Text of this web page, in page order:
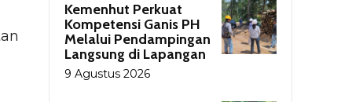
Kemenhut Perkuat
Kompetensi Ganis PH
Melalui Pendampingan
Langsung di Lapangan
9 Agustus 2026